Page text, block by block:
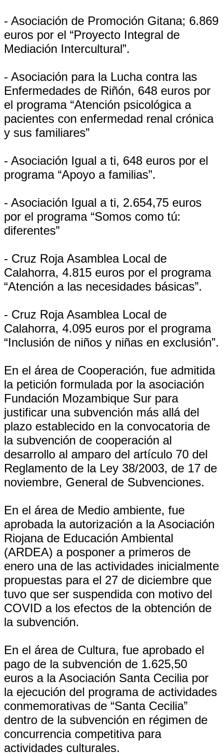
- Asociación de Promoción Gitana; 6.869
euros por el “Proyecto Integral de
Mediación Intercultural”.
- Asociación para la Lucha contra las
Enfermedades de Riñón, 648 euros por
el programa “Atención psicológica a
pacientes con enfermedad renal crónica
y sus familiares”
- Asociación Igual a ti, 648 euros por el
programa “Apoyo a familias”.
- Asociación Igual a ti, 2.654,75 euros
por el programa “Somos como tú:
diferentes”
- Cruz Roja Asamblea Local de
Calahorra, 4.815 euros por el programa
“Atención a las necesidades básicas”.
- Cruz Roja Asamblea Local de
Calahorra, 4.095 euros por el programa
“Inclusión de niños y niñas en exclusión”.
En el área de Cooperación, fue admitida
la petición formulada por la asociación
Fundación Mozambique Sur para
justificar una subvención más allá del
plazo establecido en la convocatoria de
la subvención de cooperación al
desarrollo al amparo del artículo 70 del
Reglamento de la Ley 38/2003, de 17 de
noviembre, General de Subvenciones.
En el área de Medio ambiente, fue
aprobada la autorización a la Asociación
Riojana de Educación Ambiental
(ARDEA) a posponer a primeros de
enero una de las actividades inicialmente
propuestas para el 27 de diciembre que
tuvo que ser suspendida con motivo del
COVID a los efectos de la obtención de
la subvención.
En el área de Cultura, fue aprobado el
pago de la subvención de 1.625,50
euros a la Asociación Santa Cecilia por
la ejecución del programa de actividades
conmemorativas de “Santa Cecilia”
dentro de la subvención en régimen de
concurrencia competitiva para
actividades culturales.